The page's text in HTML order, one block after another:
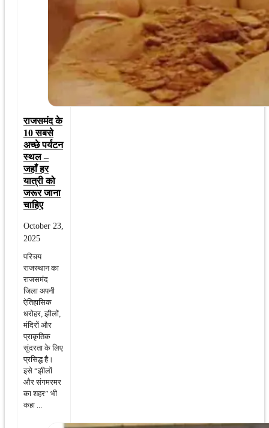
राजसमंद के
10 सबसे
अच्छे पर्यटन
स्थल –
जहाँ हर
यात्री को
जरूर जाना
चाहिए
October 23,
2025
परिचय
राजस्थान का
राजसमंद
जिला अपनी
ऐतिहासिक
धरोहर, झीलों,
मंदिरों और
प्राकृतिक
सुंदरता के लिए
प्रसिद्ध है।
इसे “झीलों
और संगमरमर
का शहर” भी
कहा ...